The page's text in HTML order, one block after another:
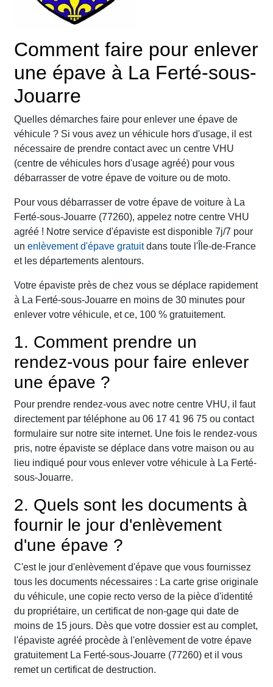
Comment faire pour enlever
une épave à La Ferté-sous-
Jouarre
Quelles démarches faire pour enlever une épave de
véhicule ? Si vous avez un véhicule hors d'usage, il est
nécessaire de prendre contact avec un centre VHU
(centre de véhicules hors d'usage agréé) pour vous
débarrasser de votre épave de voiture ou de moto.
Pour vous débarrasser de votre épave de voiture à La
Ferté-sous-Jouarre (77260), appelez notre centre VHU
agréé ! Notre service d'épaviste est disponible 7j/7 pour
un enlèvement d'épave gratuitdans toute l'Île-de-France
et les départements alentours.
Votre épaviste près de chez vous se déplace rapidement
à La Ferté-sous-Jouarre en moins de 30 minutes pour
enlever votre véhicule, et ce, 100 % gratuitement.
1. Comment prendre un
rendez-vous pour faire enlever
une épave ?
Pour prendre rendez-vous avec notre centre VHU, il faut
directement par téléphone au 06 17 41 96 75 ou contact
formulaire sur notre site internet. Une fois le rendez-vous
pris, notre épaviste se déplace dans votre maison ou au
lieu indiqué pour vous enlever votre véhicule à La Ferté-
sous-Jouarre.
2. Quels sont les documents à
fournir le jour d'enlèvement
d'une épave ?
C'est le jour d'enlèvement d'épave que vous fournissez
tous les documents nécessaires : La carte grise originale
du véhicule, une copie recto verso de la pièce d'identité
du propriétaire, un certificat de non-gage qui date de
moins de 15 jours. Dès que votre dossier est au complet,
l'épaviste agréé procède à l'enlèvement de votre épave
gratuitement La Ferté-sous-Jouarre (77260) et il vous
remet un certificat de destruction.